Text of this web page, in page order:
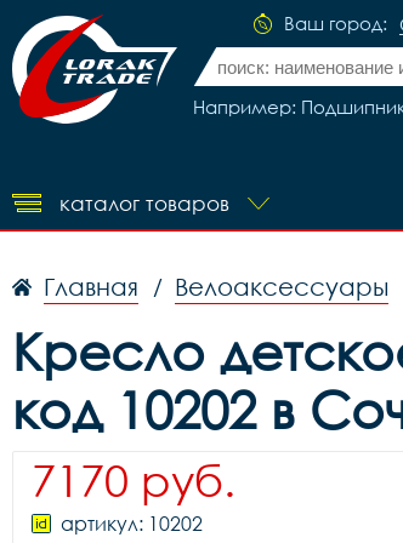
Ваш город:
Например: Подшипник
каталог товаров
Главная / Велоаксессуары
Кресло
код 10202 в
7170 руб.
артикул: 10202